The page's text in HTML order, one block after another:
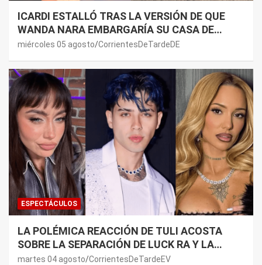
ICARDI ESTALLÓ TRAS LA VERSIÓN DE QUE
WANDA NARA EMBARGARÍA SU CASA DE
NORDELTA: “NECESITAN RASCAR DE ALGÚN
miércoles 05 agosto CorrientesDeTardeDE
ESPECTÁCULOS
LA POLÉMICA REACCIÓN DE TULI ACOSTA
SOBRE LA SEPARACIÓN DE LUCK RA Y LA
JOAQUI: “¿MI VERDAD?”
martes 04 agosto CorrientesDeTardeEV